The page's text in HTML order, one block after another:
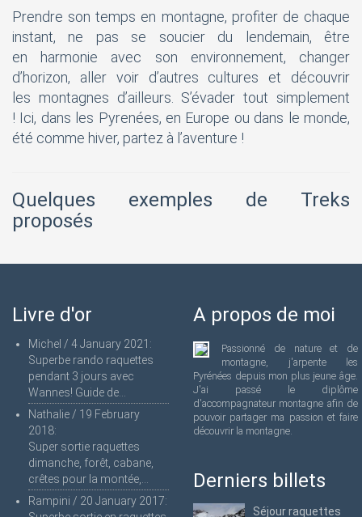
Prendre son temps en montagne, profiter de chaque
instant, ne pas se soucier du lendemain, être
en harmonie avec son environnement, changer
d’horizon, aller voir d’autres cultures et découvrir
les montagnes d’ailleurs. S’évader tout simplement
! Ici, dans les Pyrenées, en Europe ou dans le monde,
été comme hiver, partez à l’aventure !
Quelques exemples de Treks
proposés
Livre d'or
Michel / 4 January 2021 :
Superbe rando raquettes
pendant 3 jours avec
Wannes! Guide de...
Nathalie / 19 February
2018:
Super sortie raquettes
dimanche, forêt, cabane,
crêtes pour la montée,...
Rampini / 20 January 2017:
A propos de moi
Passionné de nature et de
montagne, j'arpente les
Pyrénées depuis mon plus jeune âge.
J'ai passé le diplôme
d'accompagnateur montagne afin de
pouvoir partager ma passion et faire
découvrir la montagne.
Derniers billets
Séjour raquettes